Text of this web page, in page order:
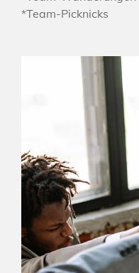
*Team-Picknicks